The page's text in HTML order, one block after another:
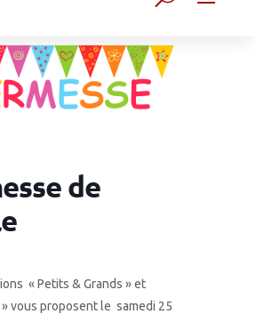
de
« Petits & Grands » et
» vous proposent le samedi 25